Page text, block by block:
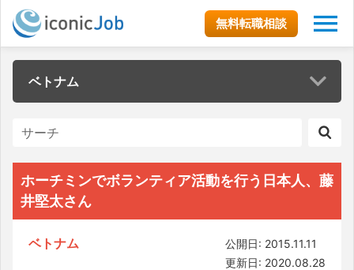
無料転職相談
ベトナム
ホーチミンでボランティア活動を行う日本人、藤
井堅太さん
ベトナム
公開日: 2015.11.11
更新日: 2020.08.28